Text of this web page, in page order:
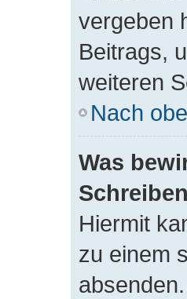
vergeben
Beitrags,
weiteren
Nach
Was
Hiermit
zu einem